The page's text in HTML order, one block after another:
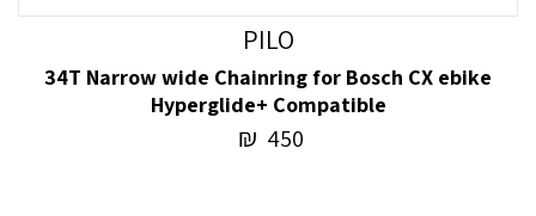
PILO
34T Narrow wide Chainring for Bosch CX ebike
Hyperglide+ Compatible
450
₪